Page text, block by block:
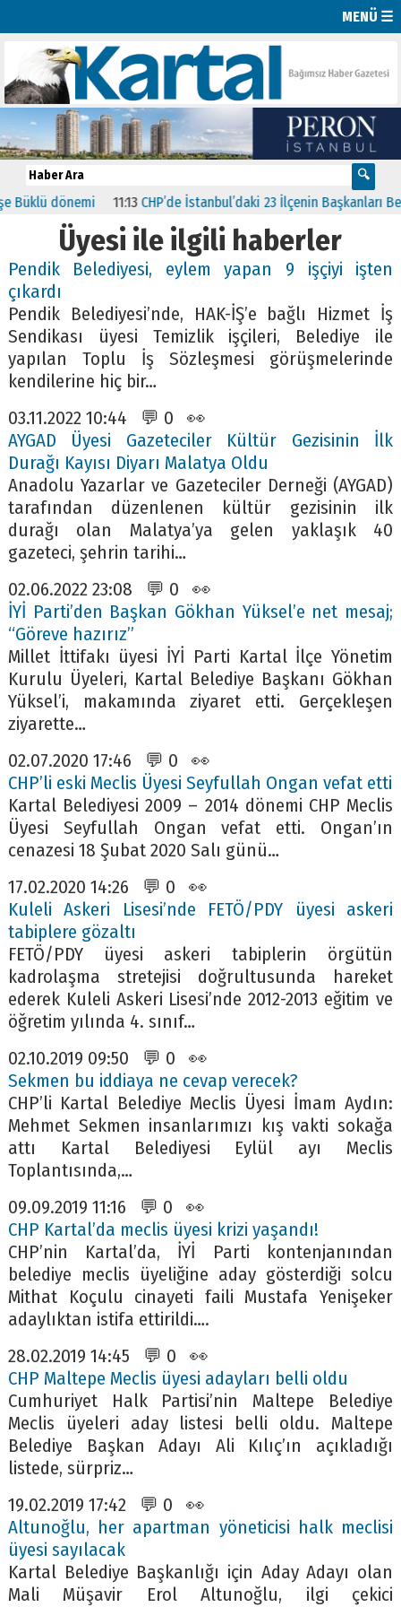
MENÜ ☰
dönemi 11:13 CHP’de İstanbul’daki 23 İlçenin Başkanları Belli
Üyesi ile ilgili haberler
Pendik Belediyesi, eylem yapan 9 işçiyi işten
çıkardı
Pendik Belediyesi’nde, HAK-İŞ’e bağlı Hizmet İş
Sendikası üyesi Temizlik işçileri, Belediye ile
yapılan Toplu İş Sözleşmesi görüşmelerinde
kendilerine hiç bir…
03.11.2022 10:44 💬 0 👀
AYGAD Üyesi Gazeteciler Kültür Gezisinin İlk
Durağı Kayısı Diyarı Malatya Oldu
Anadolu Yazarlar ve Gazeteciler Derneği (AYGAD)
tarafından düzenlenen kültür gezisinin ilk
durağı olan Malatya’ya gelen yaklaşık 40
gazeteci, şehrin tarihi…
02.06.2022 23:08 💬 0 👀
İYİ Parti’den Başkan Gökhan Yüksel’e net mesaj;
“Göreve hazırız”
Millet İttifakı üyesi İYİ Parti Kartal İlçe Yönetim
Kurulu Üyeleri, Kartal Belediye Başkanı Gökhan
Yüksel’i, makamında ziyaret etti. Gerçekleşen
ziyarette…
02.07.2020 17:46 💬 0 👀
CHP’li eski Meclis Üyesi Seyfullah Ongan vefat etti
Kartal Belediyesi 2009 – 2014 dönemi CHP Meclis
Üyesi Seyfullah Ongan vefat etti. Ongan’ın
cenazesi 18 Şubat 2020 Salı günü…
17.02.2020 14:26 💬 0 👀
Kuleli Askeri Lisesi’nde FETÖ/PDY üyesi askeri
tabiplere gözaltı
FETÖ/PDY üyesi askeri tabiplerin örgütün
kadrolaşma stretejisi doğrultusunda hareket
ederek Kuleli Askeri Lisesi’nde 2012-2013 eğitim ve
öğretim yılında 4. sınıf…
02.10.2019 09:50 💬 0 👀
Sekmen bu iddiaya ne cevap verecek?
CHP’li Kartal Belediye Meclis Üyesi İmam Aydın:
Mehmet Sekmen insanlarımızı kış vakti sokağa
attı Kartal Belediyesi Eylül ayı Meclis
Toplantısında,…
09.09.2019 11:16 💬 0 👀
CHP Kartal’da meclis üyesi krizi yaşandı!
CHP’nin Kartal’da, İYİ Parti kontenjanından
belediye meclis üyeliğine aday gösterdiği solcu
Mithat Koçulu cinayeti faili Mustafa Yenişeker
adaylıktan istifa ettirildi….
28.02.2019 14:45 💬 0 👀
CHP Maltepe Meclis üyesi adayları belli oldu
Cumhuriyet Halk Partisi’nin Maltepe Belediye
Meclis üyeleri aday listesi belli oldu. Maltepe
Belediye Başkan Adayı Ali Kılıç’ın açıkladığı
listede, sürpriz…
19.02.2019 17:42 💬 0 👀
Altunoğlu, her apartman yöneticisi halk meclisi
üyesi sayılacak
Kartal Belediye Başkanlığı için Aday Adayı olan
Mali Müşavir Erol Altunoğlu, ilgi çekici